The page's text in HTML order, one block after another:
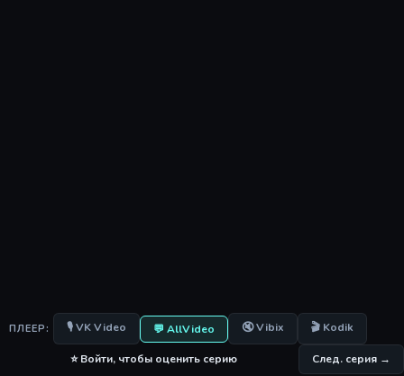
ПЛЕЕР: 🎙 VK Video 💬 AllVideo 🔇 Vibix 🎬 Kodik
⭐ Войти, чтобы оценить серию След. серия →